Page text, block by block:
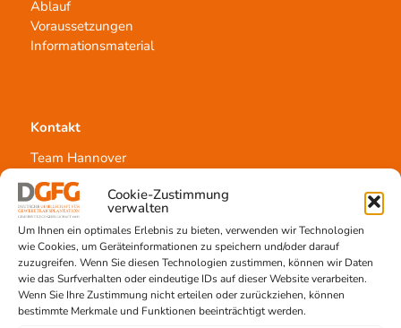
Cookie-Zustimmung
verwalten
Um Ihnen ein optimales Erlebnis zu bieten, verwenden wir Technologien
wie Cookies, um Geräteinformationen zu speichern und/oder darauf
zuzugreifen. Wenn Sie diesen Technologien zustimmen, können wir Daten
wie das Surfverhalten oder eindeutige IDs auf dieser Website verarbeiten.
Wenn Sie Ihre Zustimmung nicht erteilen oder zurückziehen, können
bestimmte Merkmale und Funktionen beeinträchtigt werden.
Ablauf
Voraussetzungen
Informationsmaterial
Kontakt
Team Hannover
Spendestandorte
Vermittlungsstelle
Gewebetransplantation